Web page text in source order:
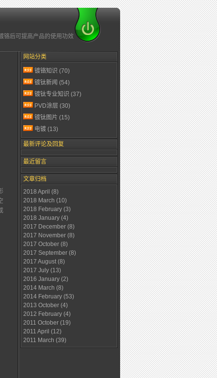
铬后可提高产品的使用功效
网站分类
镀铬知识 (70)
镀钛新闻 (54)
镀钛专业知识 (37)
PVD涂层 (30)
镀钛图片 (15)
电镀 (13)
最新评论及回复
最近留言
文章归档
2018 April (8)
2018 March (10)
2018 February (3)
2018 January (4)
2017 December (8)
2017 November (8)
2017 October (8)
2017 September (8)
2017 August (8)
2017 July (13)
2016 January (2)
2014 March (8)
2014 February (53)
2013 October (4)
2012 February (4)
2011 October (19)
2011 April (12)
2011 March (39)